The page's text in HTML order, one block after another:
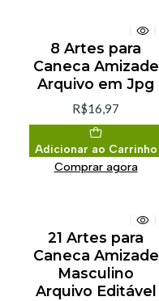
8 Artes para
Caneca Amizade
Arquivo em Jpg
R$16,97
Adicionar ao Carrinho
Comprar agora
21 Artes para
Caneca Amizade
Masculino
Arquivo Editável